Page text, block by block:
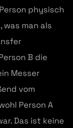
physisch
man als
B die
Messer
vom
Person A
Das ist keine